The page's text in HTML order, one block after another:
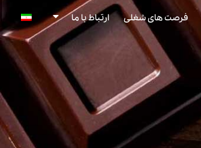
فرصت های شغلی ارتباط با ما